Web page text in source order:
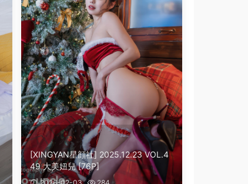
[XINGYAN星顔社] 2025.12.23 VOL.4
49 大美妞兒 [76P]